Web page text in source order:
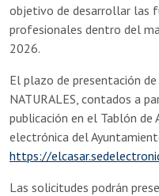
objetivo de desarrollar las
profesionales dentro del
2026.
El plazo de presentación
NATURALES, contados a
publicación en el Tablón de
electrónica del
https://
Las solicitudes podrán